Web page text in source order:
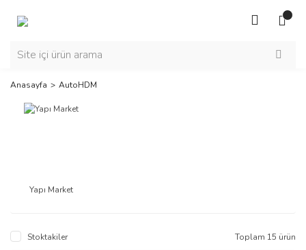
Anasayfa AutoHDM
Yapı Market
Stoktakiler Toplam 15 ürün